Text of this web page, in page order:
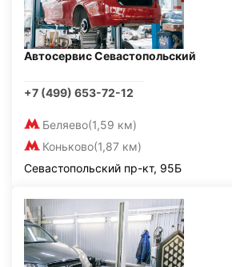
Автосервис Севастопольский
+7 (499) 653-72-12
Беляево(1,59 км)
Коньково(1,87 км)
Севастопольский пр-кт, 95Б